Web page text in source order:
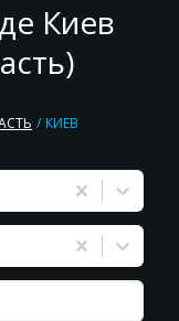
Киев
КИЕВ